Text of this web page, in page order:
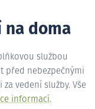
na doma
službou
před nebezpečnými
vedení služby. Vše
informací.